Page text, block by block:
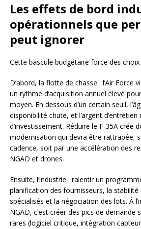
Les effets de bord
opérationnels que
peut ignorer
Cette bascule budgétaire force des
D’abord, la flotte de chasse : l’Air Force
un rythme d’acquisition annuel élevé
moyen. En dessous d’un certain seuil,
disponibilité chute, et l’argent d’entretien
d’investissement. Réduire le F-35A crée
modernisation qui devra être rattrapée,
cadence, soit par une accélération des
NGAD et drones.
Ensuite, l’industrie : ralentir un
planification des fournisseurs, la stabilité
spécialisés et la négociation des lots. À
NGAD, c’est créer des pics de demande
rares (logiciel critique, intégration